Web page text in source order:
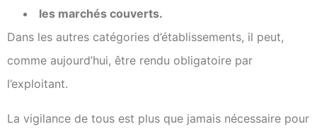
les marchés couverts.
Dans les autres catégories d’établissements, il peut,
comme aujourd’hui, être rendu obligatoire par
l’exploitant.
La vigilance de tous est plus que jamais nécessaire pour